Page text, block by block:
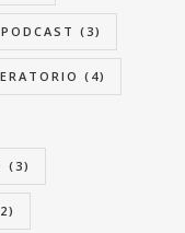
PODCAST (3)
(4)
(3)